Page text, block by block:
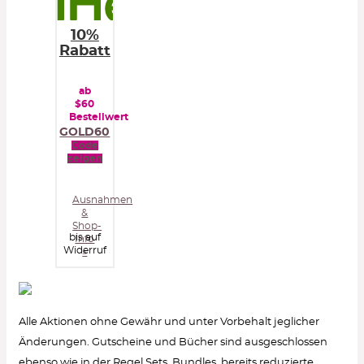
10%
Rabatt
ab
$60
Bestellwert
GOLD60
Code
zeigen
Ausnahmen
&
Shop-
Info
»
bis auf
Widerruf
Alle Aktionen ohne Gewähr und unter Vorbehalt jeglicher
Änderungen. Gutscheine und Bücher sind ausgeschlossen